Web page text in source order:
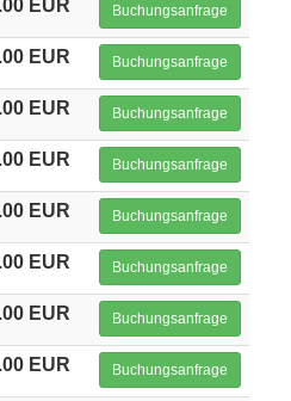
EUR Buchungsanfrage
EUR Buchungsanfrage
EUR Buchungsanfrage
EUR Buchungsanfrage
EUR Buchungsanfrage
EUR Buchungsanfrage
EUR Buchungsanfrage
EUR Buchungsanfrage